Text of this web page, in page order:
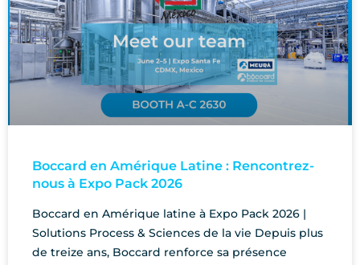
Boccard en Amérique Latine : Rencontrez-
nous à Expo Pack 2026
Boccard en Amérique latine à Expo Pack 2026 |
Solutions Process & Sciences de la vie Depuis plus
de treize ans, Boccard renforce sa présence